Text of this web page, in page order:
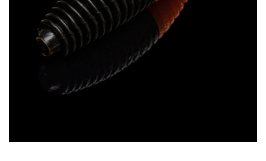
Sortiment Ruten,
Rollen und
Schnüre sowie
Zubehör für das
Brandungsangeln.